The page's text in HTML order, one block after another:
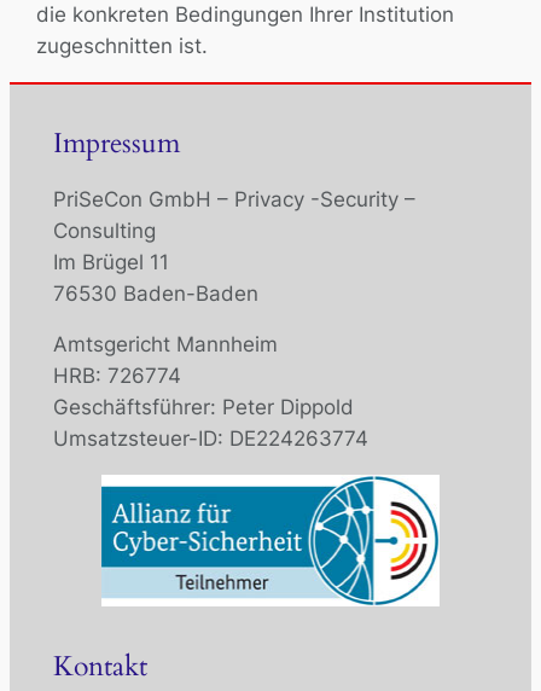
die konkreten Bedingungen Ihrer Institution
zugeschnitten ist.
Impressum
PriSeCon GmbH – Privacy -Security –
Consulting
Im Brügel 11
76530 Baden-Baden
Amtsgericht Mannheim
HRB: 726774
Geschäftsführer: Peter Dippold
Umsatzsteuer-ID: DE224263774
Kontakt